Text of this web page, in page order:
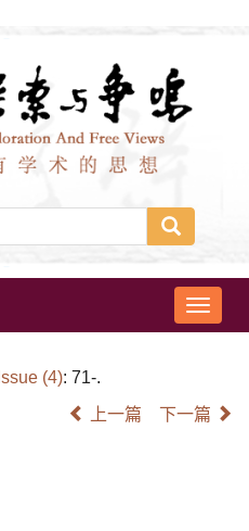
导
航
Issue (4): 71-.
上一篇 下一篇